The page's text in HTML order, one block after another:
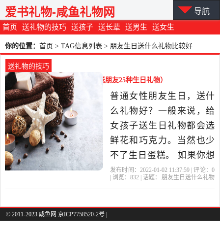
首页 送礼物的技巧 送孩子 送长辈 送男生 送女生
爱书礼物-咸鱼礼物网 导航
你的位置： 首页 > TAG信息列表 > 朋友生日送什么礼物比较好
送礼物的技巧
朋友生日送什么礼物比较好（送朋友25种生日礼物）
普通女性朋友生日，送什
么礼物好？一般来说，给
女孩子送生日礼物都会选
鲜花和巧克力。当然也少
不了生日蛋糕。 如果你想
送一份特殊的礼物，博取
发布时间：2022-01-02 11:37:59 | 评论： 0
| 浏览： 832 | 话题：
朋友生日送什么礼物
© 2011-2023 咸鱼网 京ICP7758520-2号 |